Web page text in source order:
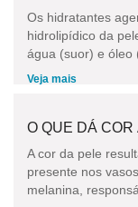
Os hidratantes
hidrolipídico da
água (suor) e óleo
Veja mais
O QUE DÁ
A cor da pele
presente nos
melanina,